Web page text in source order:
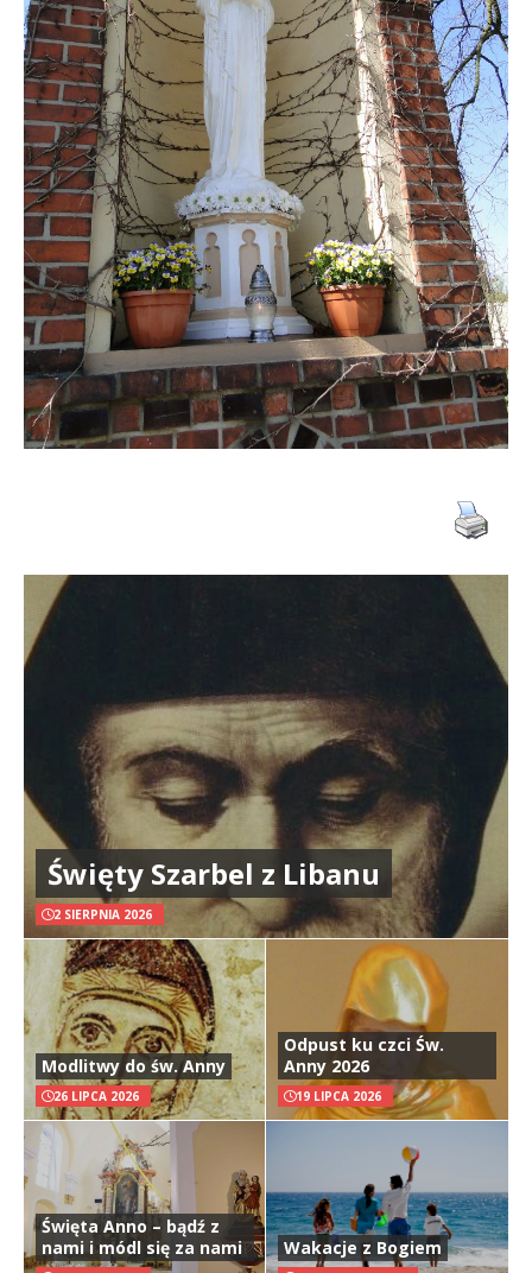
Święty Szarbel z Libanu
2 SIERPNIA 2026
Modlitwy do św. Anny
26 LIPCA 2026
Odpust ku czci Św.
Anny 2026
19 LIPCA 2026
Święta Anno – bądź z
nami i módl się za nami
Wakacje z Bogiem